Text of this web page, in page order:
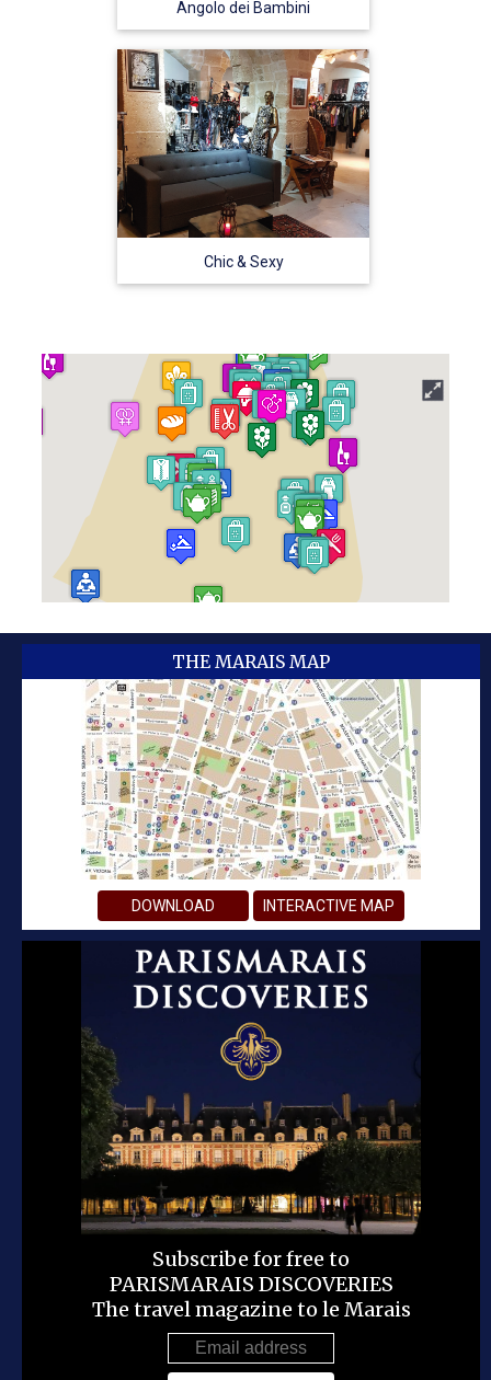
Angolo dei Bambini
Chic & Sexy
THE MARAIS MAP
DOWNLOAD INTERACTIVE MAP
Subscribe for free to
PARISMARAIS DISCOVERIES
The travel magazine to le Marais